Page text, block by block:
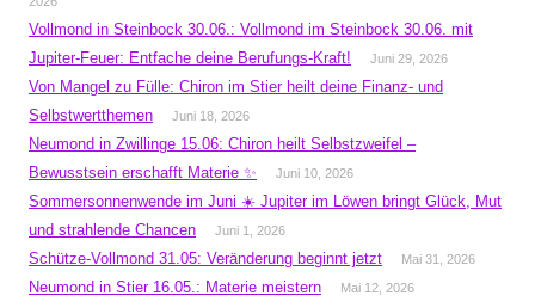
Vollmond in Steinbock 30.06.: Vollmond im Steinbock 30.06. mit
Jupiter-Feuer: Entfache deine Berufungs-Kraft!
Juni 29, 2026
Von Mangel zu Fülle: Chiron im Stier heilt deine Finanz- und
Selbstwertthemen
Juni 18, 2026
Neumond in Zwillinge 15.06: Chiron heilt Selbstzweifel –
Bewusstsein erschafft Materie ✨
Juni 10, 2026
Sommersonnenwende im Juni ☀️ Jupiter im Löwen bringt Glück, Mut
und strahlende Chancen
Juni 1, 2026
Schütze-Vollmond 31.05: Veränderung beginnt jetzt Mai 31, 2026
Neumond in Stier 16.05.: Materie meistern Mai 12, 2026